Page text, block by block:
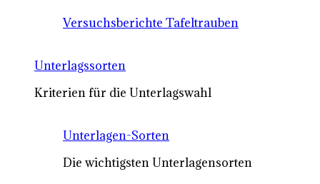
Versuchsberichte Tafeltrauben
Unterlagssorten
Kriterien für die Unterlagswahl
Unterlagen-Sorten
Die wichtigsten Unterlagensorten